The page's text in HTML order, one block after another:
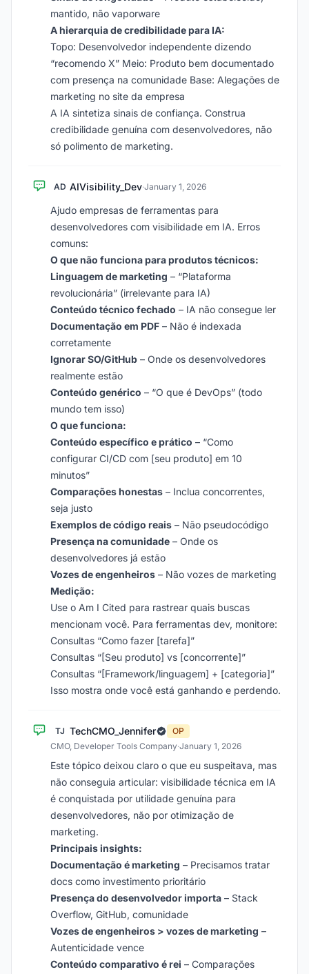
mantido, não vaporware
A hierarquia de credibilidade para IA:
Topo: Desenvolvedor independente dizendo
“recomendo X” Meio: Produto bem documentado
com presença na comunidade Base: Alegações de
marketing no site da empresa
A IA sintetiza sinais de confiança. Construa
credibilidade genuína com desenvolvedores, não
só polimento de marketing.
AD AIVisibility_Dev·January 1, 2026
Ajudo empresas de ferramentas para
desenvolvedores com visibilidade em IA. Erros
comuns:
O que não funciona para produtos técnicos:
Linguagem de marketing – “Plataforma
revolucionária” (irrelevante para IA)
Conteúdo técnico fechado – IA não consegue ler
Documentação em PDF – Não é indexada
corretamente
Ignorar SO/GitHub – Onde os desenvolvedores
realmente estão
Conteúdo genérico – “O que é DevOps” (todo
mundo tem isso)
O que funciona:
Conteúdo específico e prático – “Como
configurar CI/CD com [seu produto] em 10
minutos”
Comparações honestas – Inclua concorrentes,
seja justo
Exemplos de código reais – Não pseudocódigo
Presença na comunidade – Onde os
desenvolvedores já estão
Vozes de engenheiros – Não vozes de marketing
Medição:
Use o Am I Cited para rastrear quais buscas
mencionam você. Para ferramentas dev, monitore:
Consultas “Como fazer [tarefa]”
Consultas “[Seu produto] vs [concorrente]”
Consultas “[Framework/linguagem] + [categoria]”
Isso mostra onde você está ganhando e perdendo.
TJ TechCMO_Jennifer
OP
CMO, Developer Tools Company·January 1, 2026
Este tópico deixou claro o que eu suspeitava, mas
não conseguia articular: visibilidade técnica em IA
é conquistada por utilidade genuína para
desenvolvedores, não por otimização de
marketing.
Principais insights:
Documentação é marketing – Precisamos tratar
docs como investimento prioritário
Presença do desenvolvedor importa – Stack
Overflow, GitHub, comunidade
Vozes de engenheiros > vozes de marketing –
Autenticidade vence
Conteúdo comparativo é rei – Comparações